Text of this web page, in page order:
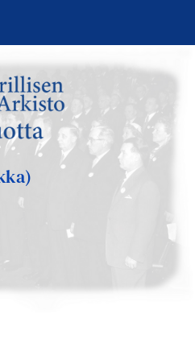
etusivulle